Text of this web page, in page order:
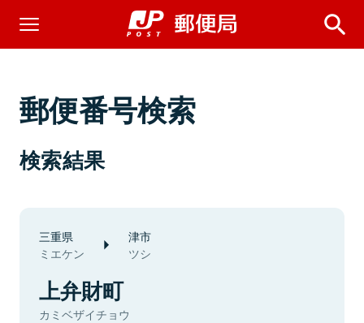
郵便番号検索
検索結果
三重県
ミエケン
津市
ツシ
上弁財町
カミベザイチョウ